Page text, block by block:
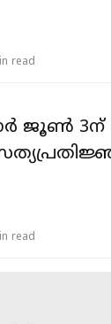
read
ജൂണ്‍
read